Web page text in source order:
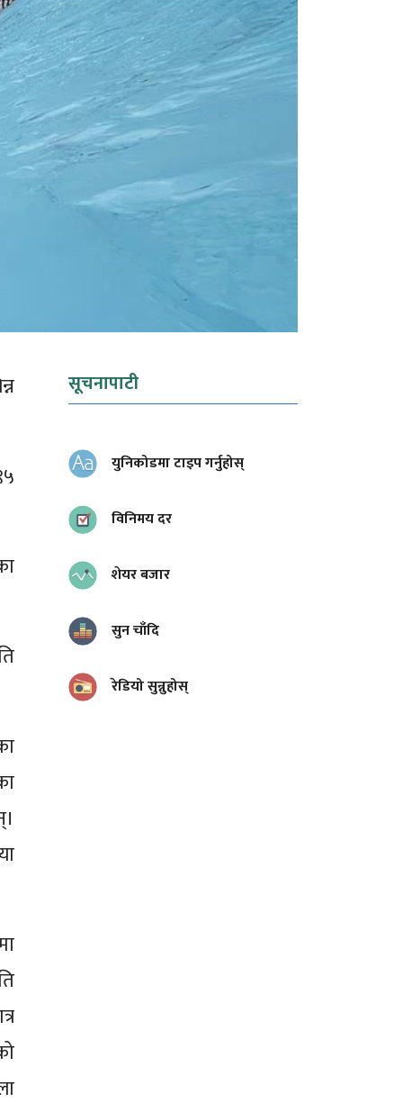
सूचनापाटी
युनिकोडमा टाइप गर्नुहोस्
विनिमय दर
शेयर बजार
सुन चाँदि
रेडियो सुन्नुहोस्